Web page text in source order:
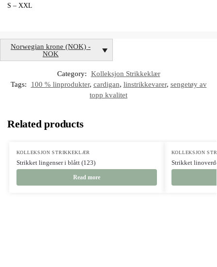
S – XXL
Norwegian krone (NOK) -
NOK
Category:
Kolleksjon Strikkeklær
Tags:
100 % linprodukter, cardigan, linstrikkevarer, sengetøy av
topp kvalitet
Related products
KOLLEKSJON STRIKKEKLÆR
Strikket lingenser i blått (123)
Read more
KOLLEKSJON
Strikket